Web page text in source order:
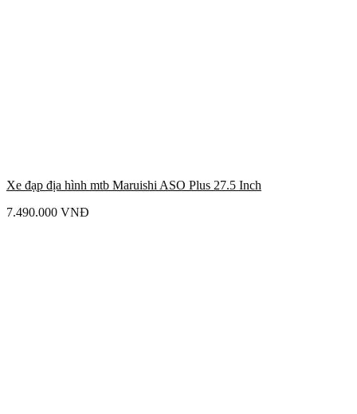
Xe đạp địa hình mtb Maruishi ASO Plus 27.5 Inch
7.490.000 VNĐ